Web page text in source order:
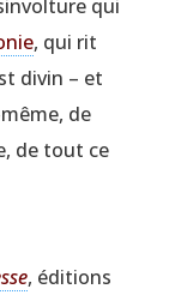
qui
, qui rit
divin – et
de
de tout ce
, édi­tions